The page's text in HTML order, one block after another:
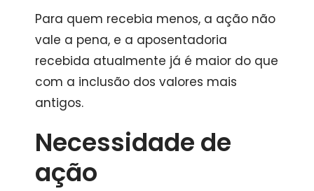
Para quem recebia menos, a ação não
vale a pena, e a aposentadoria
recebida atualmente já é maior do que
com a inclusão dos valores mais
antigos.
Necessidade de
ação